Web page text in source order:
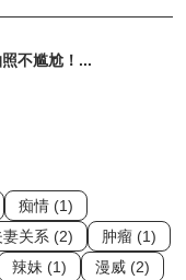
不尴尬！...
痴情 (1)
妻关系 (2)
肿瘤 (1)
辣妹 (1)
漫威 (2)